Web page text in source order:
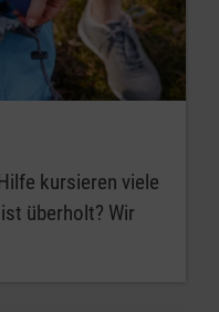
kursieren viele
überholt? Wir